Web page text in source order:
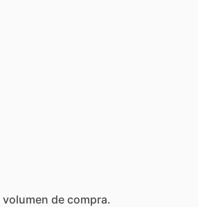
volumen de compra.